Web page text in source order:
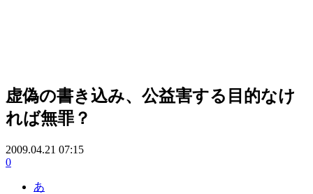
虚偽の書き込み、公益害する目的なけ
れば無罪？
2009.04.21 07:15
0
あ